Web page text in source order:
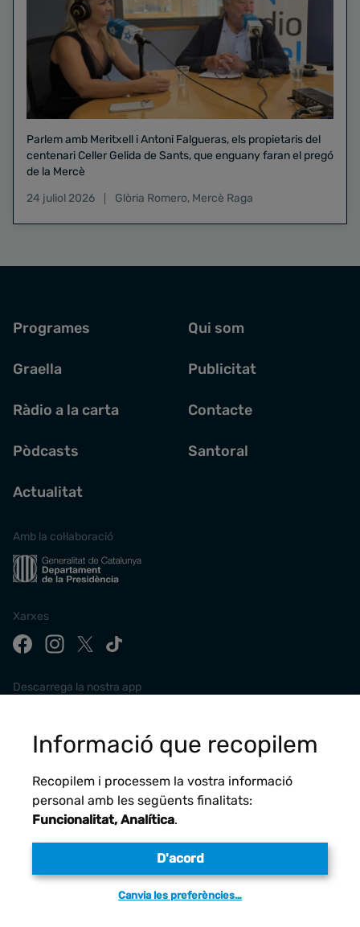
Parlem amb Meritxell i Antoni Falgueras, els propietaris del
centenari Celler Gelida de Sants, que enguany faran el pregó
de la Mercè
24 juliol 2026
Glòria Romero, Mercè Raga
Programes
Graella
Ràdio a la carta
Pòdcasts
Actualitat
Qui som
Publicitat
Contacte
Santoral
Amb la col·laboració
Xarxes
Descarrega la nostra app
Avís legal
Informació que recopilem
Recopilem i processem la vostra informació
personal amb les següents finalitats:
Funcionalitat, Analítica.
D'acord
Canvia les preferències…